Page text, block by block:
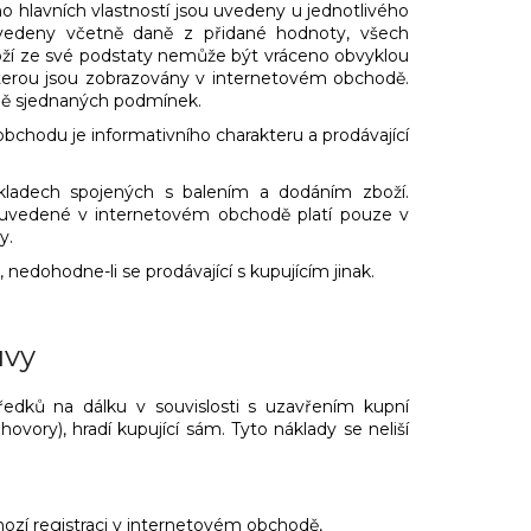
hlavních vlastností jsou uvedeny u jednotlivého
včetně daně z přidané hodnoty, všech
ze své podstaty nemůže být vráceno obvyklou
jsou zobrazovány v internetovém obchodě.
sjednaných podmínek.
je informativního charakteru a prodávající
spojených s balením a dodáním zboží.
v internetovém obchodě platí pouze v
li se prodávající s kupujícím jinak.
na dálku v souvislosti s uzavřením kupní
hradí kupující sám. Tyto náklady se neliší
registraci v internetovém obchodě,